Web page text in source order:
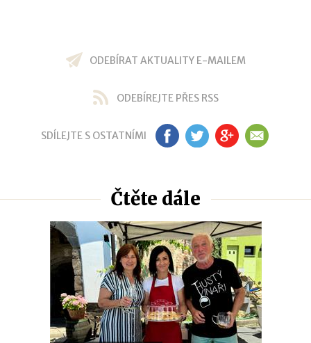
ODEBÍRAT AKTUALITY E-MAILEM
ODEBÍREJTE PŘES RSS
SDÍLEJTE S OSTATNÍMI FB TW GP EM
Čtěte dále